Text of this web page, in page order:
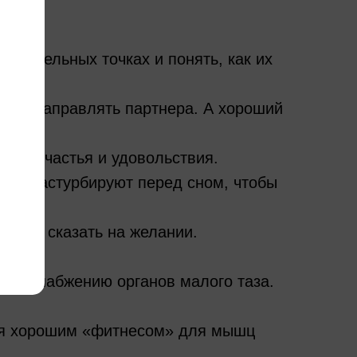
точках и понять, как их
направлять партнера. А хороший
счастья и удовольствия.
мастурбируют перед сном, чтобы
сказать на желании.
органов малого таза.
хорошим «фитнесом» для мышц